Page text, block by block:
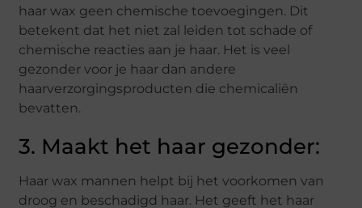
haar wax geen chemische toevoegingen. Dit
betekent dat het niet zal leiden tot schade of
chemische reacties aan je haar. Het is veel
gezonder voor je haar dan andere
haarverzorgingsproducten die chemicaliën
bevatten.
3. Maakt het haar gezonder:
Haar wax mannen helpt bij het voorkomen van
droog en beschadigd haar. Het geeft het haar